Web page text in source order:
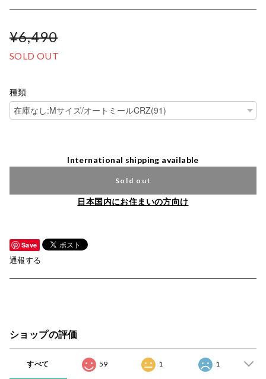
¥6,490
SOLD OUT
種類
International shipping available
Sold out
日本国内にお住まいの方向け
Save
通報する
ショップの評価
すべて 59 1 1